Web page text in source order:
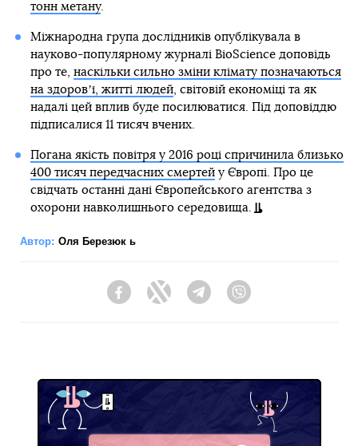
тонн метану.
Міжнародна група дослідників опублікувала в
науково-популярному журналі BioScience доповідь
про те, наскільки сильно зміни клімату позначаються
на здоровʼї, житті людей, світовій економіці та як
надалі цей вплив буде посилюватися. Під доповіддю
підписалися 11 тисяч вчених.
Погана якість повітря у 2016 році спричинила близько
400 тисяч передчасних смертейу Європі. Про це
свідчать останні дані Європейського агентства з
охорони навколишнього середовища.
Автор: Оля Березюк ь
FacebookTwitter Telegram